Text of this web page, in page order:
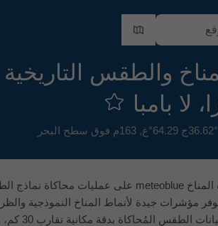
والطقس التاريخية
لا بامبا
36.62°ج 64.29°غ, 163م فوق سطح البحر
مؤشرات جيدة لأنماط المناخ النموذجية